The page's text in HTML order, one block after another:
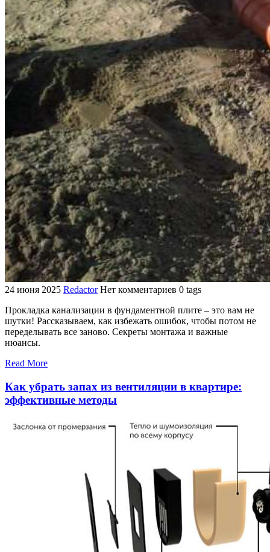
24 июня 2025 Redactor Нет комментариев 0 tags
Прокладка канализации в фундаментной плите – это вам не
шутки! Рассказываем, как избежать ошибок, чтобы потом не
переделывать все заново. Секреты монтажа и важные
нюансы.
Read More
Как убрать запах из вентиляции в квартире:
эффективные методы